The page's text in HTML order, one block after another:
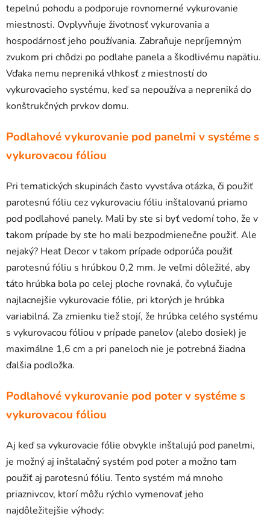
tepelnú pohodu a podporuje rovnomerné vykurovanie
miestnosti. Ovplyvňuje životnosť vykurovania a
hospodárnosť jeho používania. Zabraňuje nepríjemným
zvukom pri chôdzi po podlahe panela a škodlivému napätiu.
Vďaka nemu nepreniká vlhkosť z miestností do
vykurovacieho systému, keď sa nepoužíva a nepreniká do
konštrukčných prvkov domu.
Podlahové vykurovanie pod panelmi v systéme s
vykurovacou fóliou
Pri tematických skupinách často vyvstáva otázka, či použiť
parotesnú fóliu cez vykurovaciu fóliu inštalovanú priamo
pod podlahové panely. Mali by ste si byť vedomí toho, že v
takom prípade by ste ho mali bezpodmienečne použiť. Ale
nejaký? Heat Decor v takom prípade odporúča použiť
parotesnú fóliu s hrúbkou 0,2 mm. Je veľmi dôležité, aby
táto hrúbka bola po celej ploche rovnaká, čo vylučuje
najlacnejšie vykurovacie fólie, pri ktorých je hrúbka
variabilná. Za zmienku tiež stojí, že hrúbka celého systému
s vykurovacou fóliou v prípade panelov (alebo dosiek) je
maximálne 1,6 cm a pri paneloch nie je potrebná žiadna
ďalšia podložka.
Podlahové vykurovanie pod poter v systéme s
vykurovacou fóliou
Aj keď sa vykurovacie fólie obvykle inštalujú pod panelmi,
je možný aj inštalačný systém pod poter a možno tam
použiť aj parotesnú fóliu. Tento systém má mnoho
priaznivcov, ktorí môžu rýchlo vymenovať jeho
najdôležitejšie výhody: